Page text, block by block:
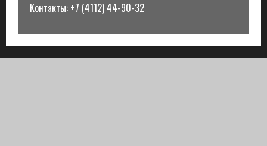
Контакты: +7 (4112) 44-90-32